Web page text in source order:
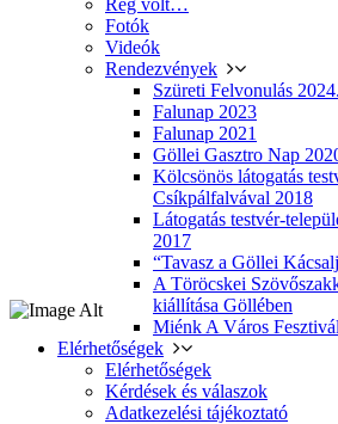
Rég volt…
Fotók
Videók
Rendezvények
Szüreti Felvonulás
Falunap 2023
Falunap 2021
Göllei Gasztro Nap
Kölcsönös látogatás
Csíkpálfalvával 2018
Látogatás testvér-
2017
“Tavasz a Göllei
A Töröcskei
kiállítása Göllében
Miénk A Város
Elérhetőségek
Elérhetőségek
Kérdések és válaszok
Adatkezelési tájékoztató